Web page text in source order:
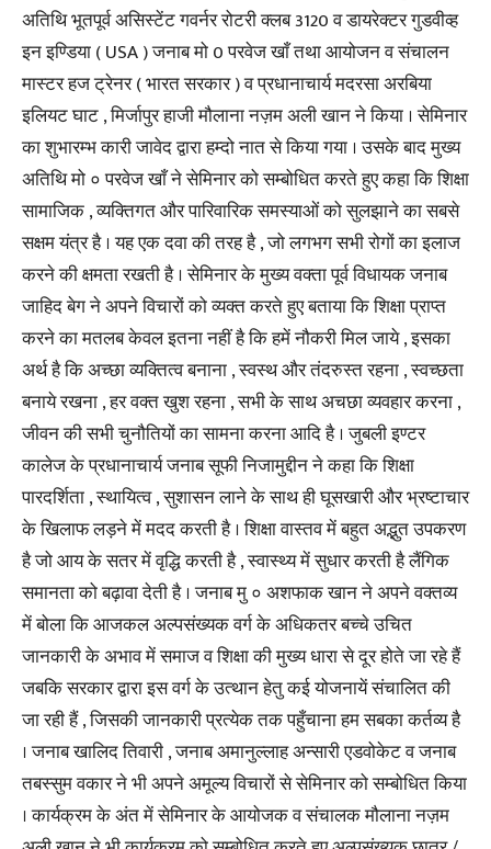
अतिथि भूतपूर्व असिस्टेंट गवर्नर रोटरी क्लब 3120 व डायरेक्टर गुडवीव्ह
इन इण्डिया ( USA ) जनाब मो 0 परवेज खाँ तथा आयोजन व संचालन
मास्टर हज ट्रेनर ( भारत सरकार ) व प्रधानाचार्य मदरसा अरबिया
इलियट घाट , मिर्जापुर हाजी मौलाना नज़म अली खान ने किया । सेमिनार
का शुभारम्भ कारी जावेद द्वारा हम्दो नात से किया गया । उसके बाद मुख्य
अतिथि मो ० परवेज खाँ ने सेमिनार को सम्बोधित करते हुए कहा कि शिक्षा
सामाजिक , व्यक्तिगत और पारिवारिक समस्याओं को सुलझाने का सबसे
सक्षम यंत्र है । यह एक दवा की तरह है , जो लगभग सभी रोगों का इलाज
करने की क्षमता रखती है । सेमिनार के मुख्य वक्ता पूर्व विधायक जनाब
जाहिद बेग ने अपने विचारों को व्यक्त करते हुए बताया कि शिक्षा प्राप्त
करने का मतलब केवल इतना नहीं है कि हमें नौकरी मिल जाये , इसका
अर्थ है कि अच्छा व्यक्तित्व बनाना , स्वस्थ और तंदरुस्त रहना , स्वच्छता
बनाये रखना , हर वक्त खुश रहना , सभी के साथ अचछा व्यवहार करना ,
जीवन की सभी चुनौतियों का सामना करना आदि है । जुबली इण्टर
कालेज के प्रधानाचार्य जनाब सूफी निजामुद्दीन ने कहा कि शिक्षा
पारदर्शिता , स्थायित्व , सुशासन लाने के साथ ही घूसखारी और भ्रष्टाचार
के खिलाफ लड़ने में मदद करती है । शिक्षा वास्तव में बहुत अद्भुत उपकरण
है जो आय के सतर में वृद्धि करती है , स्वास्थ्य में सुधार करती है लैंगिक
समानता को बढ़ावा देती है । जनाब मु ० अशफाक खान ने अपने वक्तव्य
में बोला कि आजकल अल्पसंख्यक वर्ग के अधिकतर बच्चे उचित
जानकारी के अभाव में समाज व शिक्षा की मुख्य धारा से दूर होते जा रहे हैं
जबकि सरकार द्वारा इस वर्ग के उत्थान हेतु कई योजनायें संचालित की
जा रही हैं , जिसकी जानकारी प्रत्येक तक पहुँचाना हम सबका कर्तव्य है
। जनाब खालिद तिवारी , जनाब अमानुल्लाह अन्सारी एडवोकेट व जनाब
तबस्सुम वकार ने भी अपने अमूल्य विचारों से सेमिनार को सम्बोधित किया
। कार्यक्रम के अंत में सेमिनार के आयोजक व संचालक मौलाना नज़म